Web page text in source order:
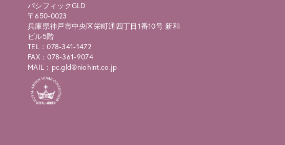
パシフィックGLD
〒650-0023
兵庫県神戸市中央区栄町通四丁目1番10号 新和
ビル5階
TEL：078-341-1472
FAX：078-361-9074
MAIL：pc.gld@niohint.co.jp